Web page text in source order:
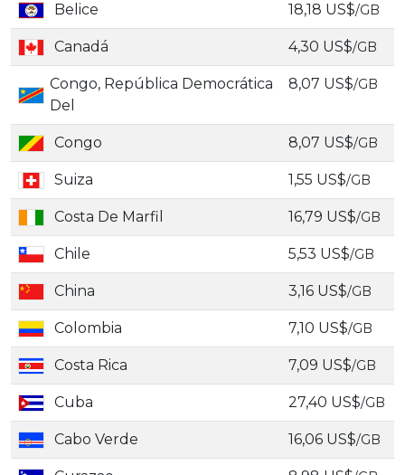
Belice 18,18 US$/GB
Canadá 4,30 US$/GB
Congo, República Democrática
Del
8,07 US$/GB
Congo 8,07 US$/GB
Suiza 1,55 US$/GB
Costa De Marfil 16,79 US$/GB
Chile 5,53 US$/GB
China 3,16 US$/GB
Colombia 7,10 US$/GB
Costa Rica 7,09 US$/GB
Cuba 27,40 US$/GB
Cabo Verde 16,06 US$/GB